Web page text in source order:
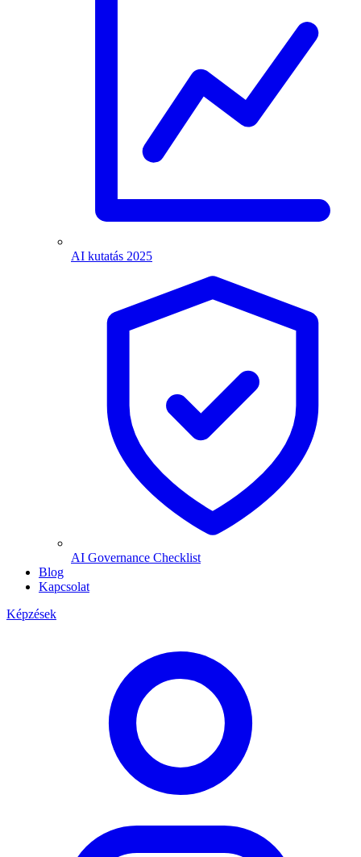
AI kutatás 2025
AI Governance Checklist
Blog
Kapcsolat
Képzések